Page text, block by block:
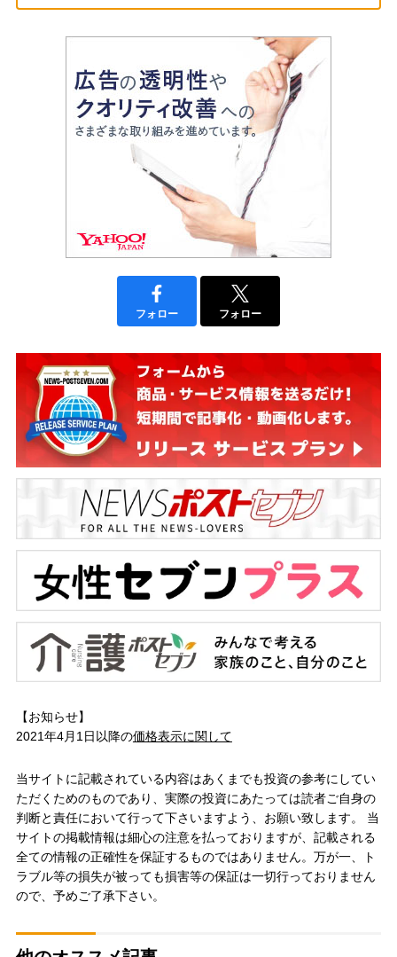
フォロー フォロー
【お知らせ】
2021年4月1日以降の価格表示に関して
当サイトに記載されている内容はあくまでも投資の参考にしてい
ただくためのものであり、実際の投資にあたっては読者ご自身の
判断と責任において行って下さいますよう、お願い致します。 当
サイトの掲載情報は細心の注意を払っておりますが、記載される
全ての情報の正確性を保証するものではありません。万が一、ト
ラブル等の損失が被っても損害等の保証は一切行っておりません
ので、予めご了承下さい。